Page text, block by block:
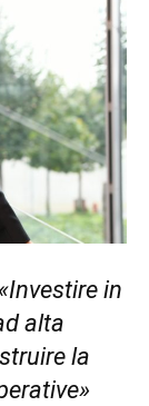
in
alta
la